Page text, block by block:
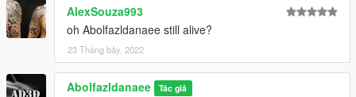
AlexSouza993
oh Abolfazldanaee still alive?
23 Tháng bảy, 2022
Abolfazldanaee Tác giả